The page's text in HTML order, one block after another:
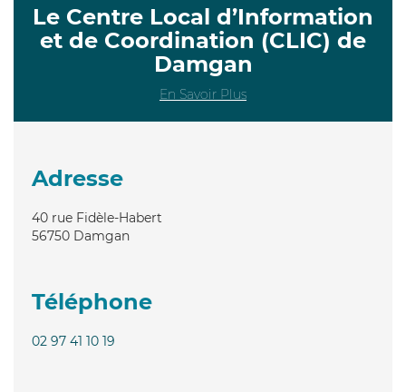
Le Centre Local d’Information
et de Coordination (CLIC) de
Damgan
En Savoir Plus
Adresse
40 rue Fidèle-Habert
56750 Damgan
Téléphone
02 97 41 10 19